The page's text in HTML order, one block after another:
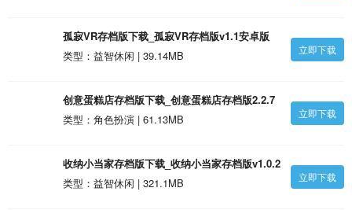
孤寂VR存档版下载_孤寂VR存档版v1.1安卓版
类型：益智休闲 | 39.14MB
立即下载
创意蛋糕店存档版下载_创意蛋糕店存档版2.2.7
安卓版
类型：角色扮演 | 61.13MB 立即下载
收纳小当家存档版下载_收纳小当家存档版v1.0.2
安卓版
类型：益智休闲 | 321.1MB 立即下载